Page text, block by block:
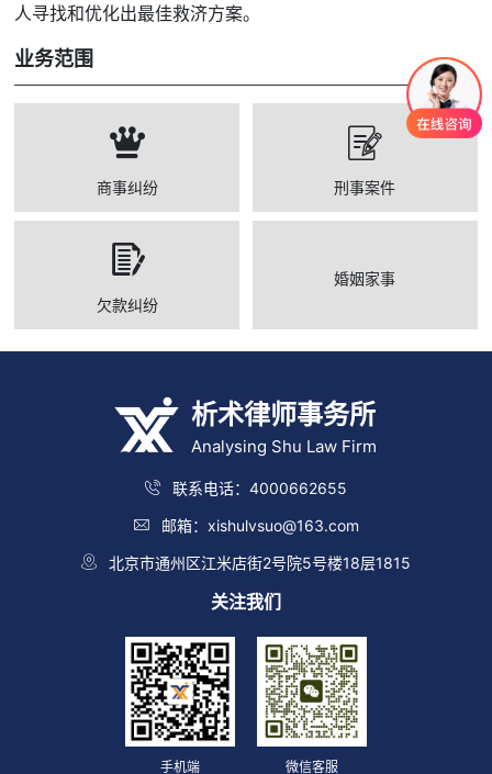
人寻找和优化出最佳救济方案。
业务范围
商事纠纷 刑事案件
欠款纠纷
婚姻家事
析术律师事务所
Analysing Shu Law Firm
联系电话：4000662655
邮箱：xishulvsuo@163.com
北京市通州区江米店街2号院5号楼18层1815
关注我们
手机端 微信客服